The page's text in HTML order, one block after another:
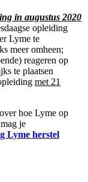
in augustus 2020
opleiding
Lyme te
meer omheen;
reageren op
te plaatsen
met 21
hoe Lyme op
je
Lyme herstel